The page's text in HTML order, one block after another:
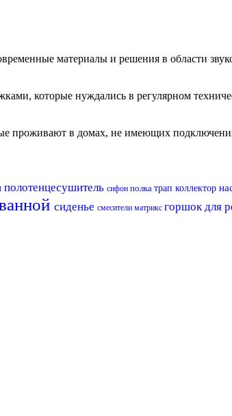
материалы и решения в области
которые нуждались в регулярном
проживают в домах, не имеющих
полотенцесушитель сифон полка трап коллектор
сиденье смесители матрикс горшок для